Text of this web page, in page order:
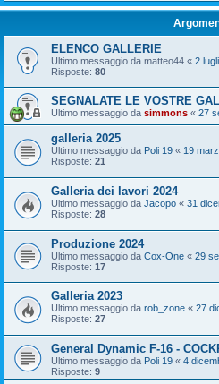
ELENCO GALLERIE
Ultimo messaggio da matteo44 « 2
Risposte: 80
SEGNALATE LE VOSTRE
Ultimo messaggio da simmons « 27
galleria 2025
Ultimo messaggio da Poli 19 « 19
Risposte: 21
Galleria dei lavori 2024
Ultimo messaggio da Jacopo « 31
Risposte: 28
Produzione 2024
Ultimo messaggio da Cox-One « 29
Risposte: 17
Galleria 2023
Ultimo messaggio da rob_zone « 27
Risposte: 27
General Dynamic F-16 -
Ultimo messaggio da Poli 19 « 4
Risposte: 9